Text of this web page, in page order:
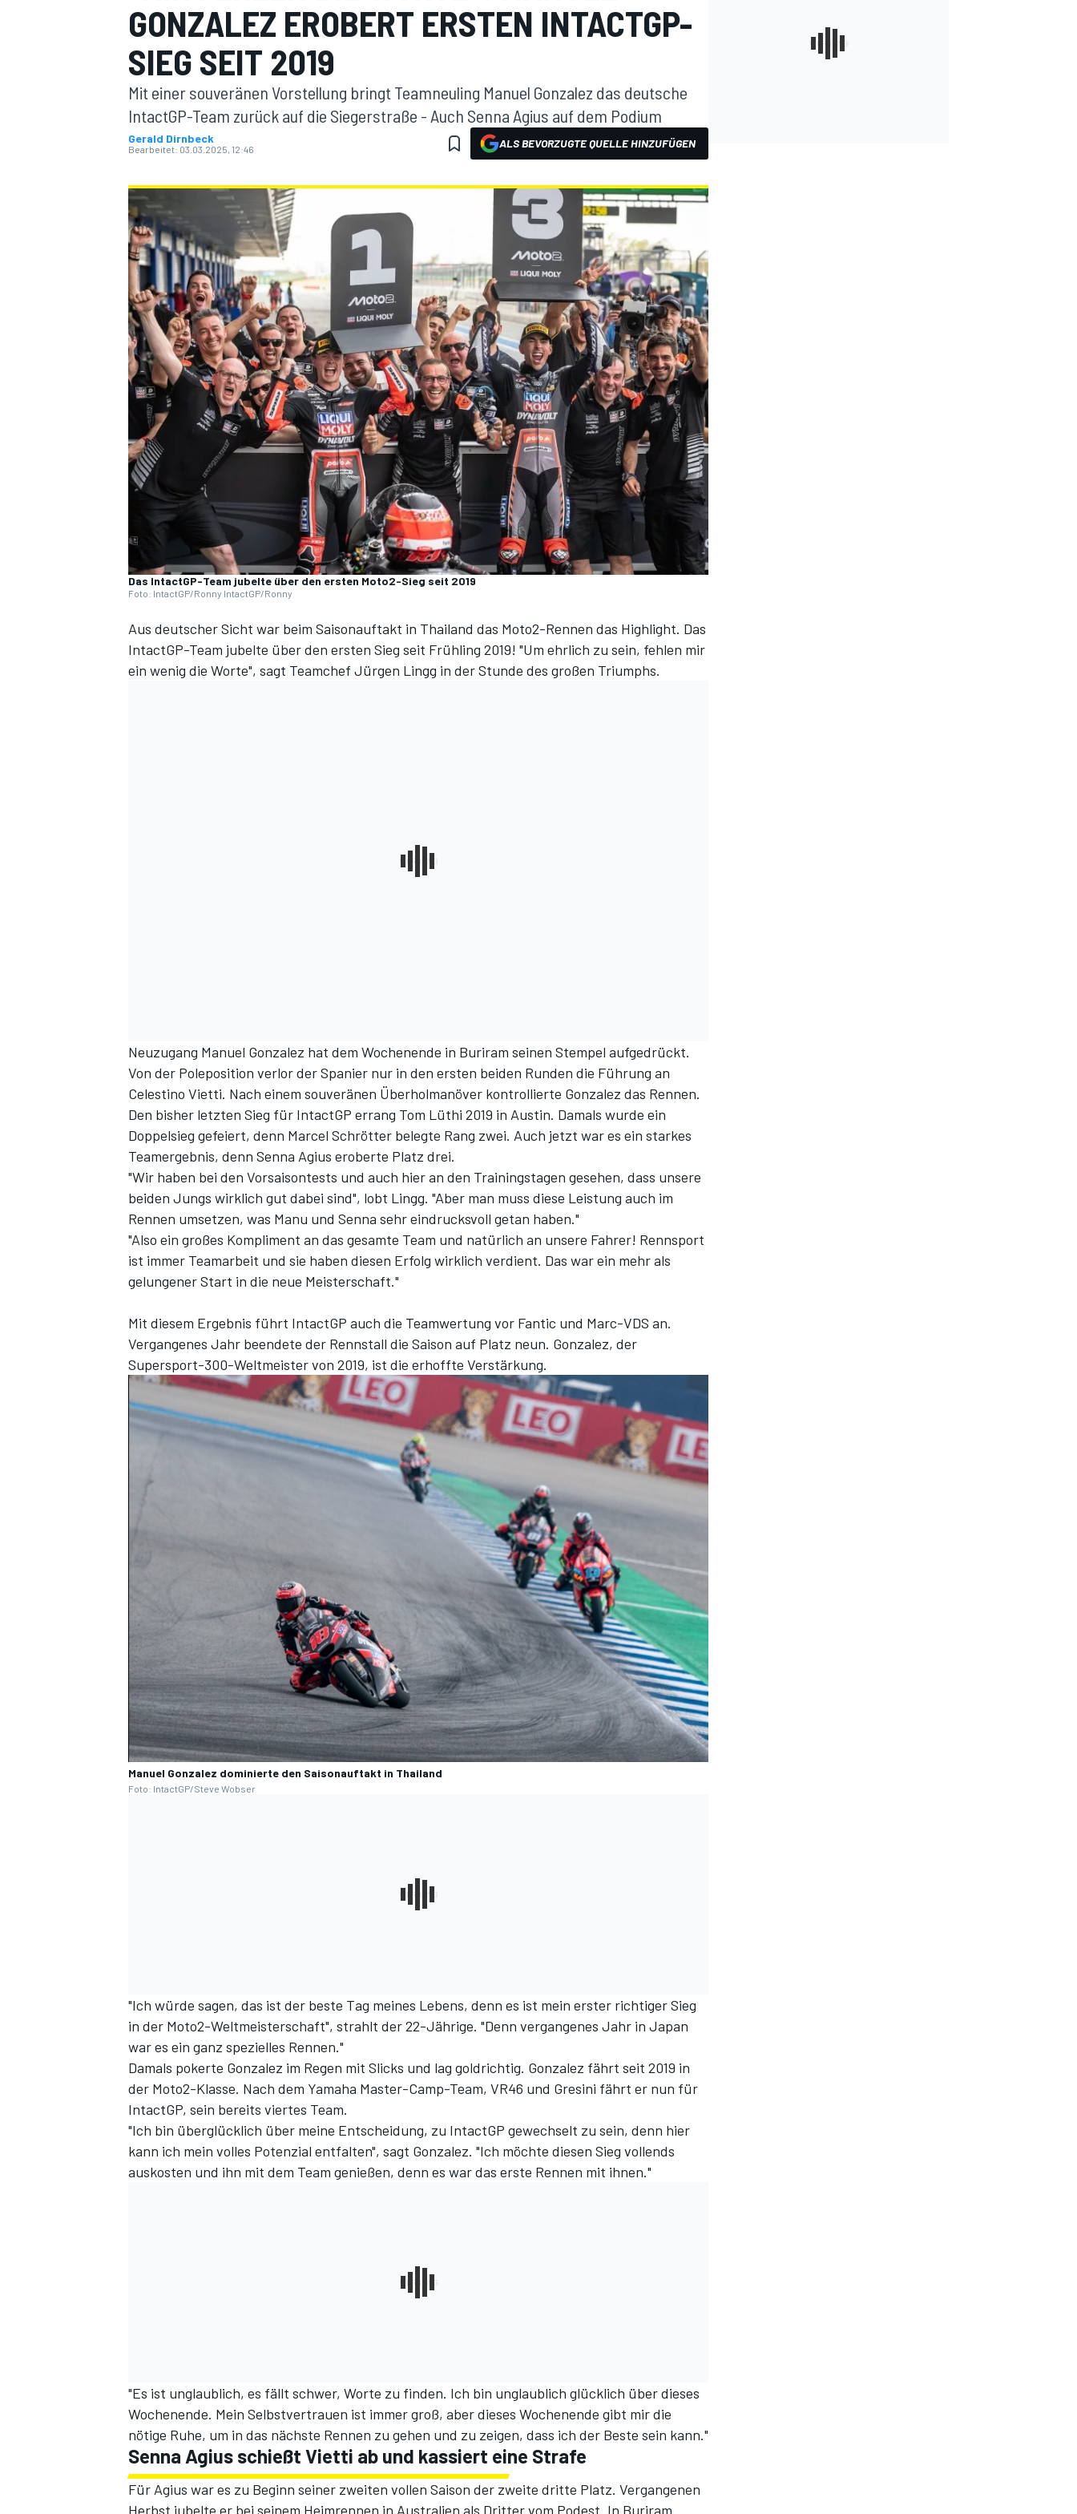
MOTOGP
DTM
SPORTWAGEN
GONZALEZ EROBERT ERSTEN INTACTGP-
SIEG SEIT 2019
Mit einer souveränen Vorstellung bringt Teamneuling Manuel Gonzalez das deutsche
IntactGP-Team zurück auf die Siegerstraße - Auch Senna Agius auf dem Podium
Gerald Dirnbeck
Bearbeitet: 03.03.2025, 12:46 ALS BEVORZUGTE QUELLE HINZUFÜGEN
Das IntactGP-Team jubelte über den ersten Moto2-Sieg seit 2019
Foto: IntactGP/Ronny IntactGP/Ronny
Aus deutscher Sicht war beim Saisonauftakt in Thailand das Moto2-Rennen das Highlight. Das
IntactGP-Team jubelte über den ersten Sieg seit Frühling 2019! "Um ehrlich zu sein, fehlen mir
ein wenig die Worte", sagt Teamchef Jürgen Lingg in der Stunde des großen Triumphs.
Neuzugang Manuel Gonzalez hat dem Wochenende in Buriram seinen Stempel aufgedrückt.
Von der Poleposition verlor der Spanier nur in den ersten beiden Runden die Führung an
Celestino Vietti. Nach einem souveränen Überholmanöver kontrollierte Gonzalez das Rennen.
Den bisher letzten Sieg für IntactGP errang Tom Lüthi 2019 in Austin. Damals wurde ein
Doppelsieg gefeiert, denn Marcel Schrötter belegte Rang zwei. Auch jetzt war es ein starkes
Teamergebnis, denn Senna Agius eroberte Platz drei.
"Wir haben bei den Vorsaisontests und auch hier an den Trainingstagen gesehen, dass unsere
beiden Jungs wirklich gut dabei sind", lobt Lingg. "Aber man muss diese Leistung auch im
Rennen umsetzen, was Manu und Senna sehr eindrucksvoll getan haben."
"Also ein großes Kompliment an das gesamte Team und natürlich an unsere Fahrer! Rennsport
ist immer Teamarbeit und sie haben diesen Erfolg wirklich verdient. Das war ein mehr als
gelungener Start in die neue Meisterschaft."
Mit diesem Ergebnis führt IntactGP auch die Teamwertung vor Fantic und Marc-VDS an.
Vergangenes Jahr beendete der Rennstall die Saison auf Platz neun. Gonzalez, der
Supersport-300-Weltmeister von 2019, ist die erhoffte Verstärkung.
Manuel Gonzalez dominierte den Saisonauftakt in Thailand
Foto: IntactGP/Steve Wobser
"Ich würde sagen, das ist der beste Tag meines Lebens, denn es ist mein erster richtiger Sieg
in der Moto2-Weltmeisterschaft", strahlt der 22-Jährige. "Denn vergangenes Jahr in Japan
war es ein ganz spezielles Rennen."
Damals pokerte Gonzalez im Regen mit Slicks und lag goldrichtig. Gonzalez fährt seit 2019 in
der Moto2-Klasse. Nach dem Yamaha Master-Camp-Team, VR46 und Gresini fährt er nun für
IntactGP, sein bereits viertes Team.
"Ich bin überglücklich über meine Entscheidung, zu IntactGP gewechselt zu sein, denn hier
kann ich mein volles Potenzial entfalten", sagt Gonzalez. "Ich möchte diesen Sieg vollends
auskosten und ihn mit dem Team genießen, denn es war das erste Rennen mit ihnen."
"Es ist unglaublich, es fällt schwer, Worte zu finden. Ich bin unglaublich glücklich über dieses
Wochenende. Mein Selbstvertrauen ist immer groß, aber dieses Wochenende gibt mir die
nötige Ruhe, um in das nächste Rennen zu gehen und zu zeigen, dass ich der Beste sein kann."
Senna Agius schießt Vietti ab und kassiert eine Strafe
Für Agius war es zu Beginn seiner zweiten vollen Saison der zweite dritte Platz. Vergangenen
Herbst jubelte er bei seinem Heimrennen in Australien als Dritter vom Podest. In Buriram